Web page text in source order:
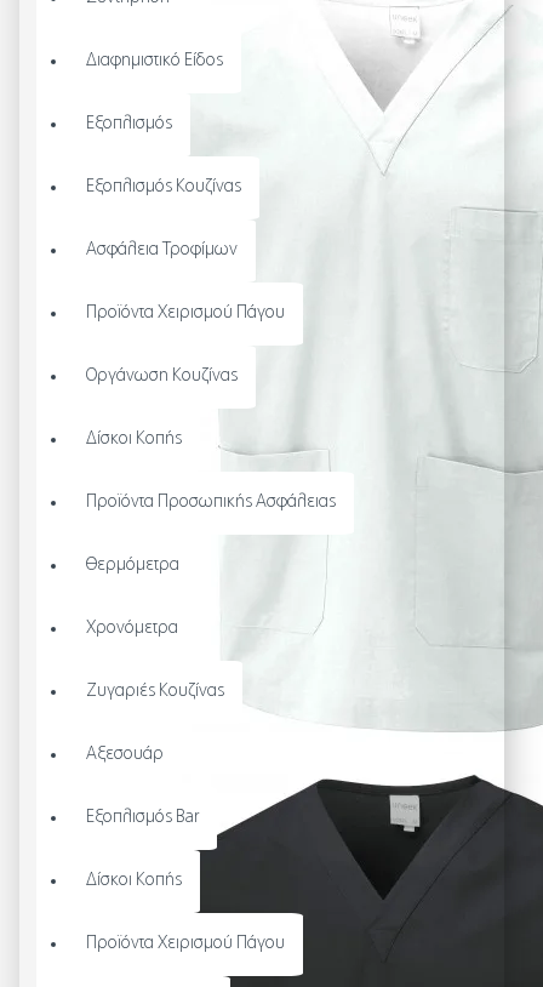
Διαφημιστικό Είδος
Εξοπλισμός
Εξοπλισμός Κουζίνας
Ασφάλεια Τροφίμων
Προϊόντα Χειρισμού Πάγου
Οργάνωση Κουζίνας
Δίσκοι Κοπής
Προϊόντα Προσωπικής Ασφάλειας
Θερμόμετρα
Χρονόμετρα
Ζυγαριές Κουζίνας
Αξεσουάρ
Εξοπλισμός Bar
Δίσκοι Κοπής
Προϊόντα Χειρισμού Πάγου